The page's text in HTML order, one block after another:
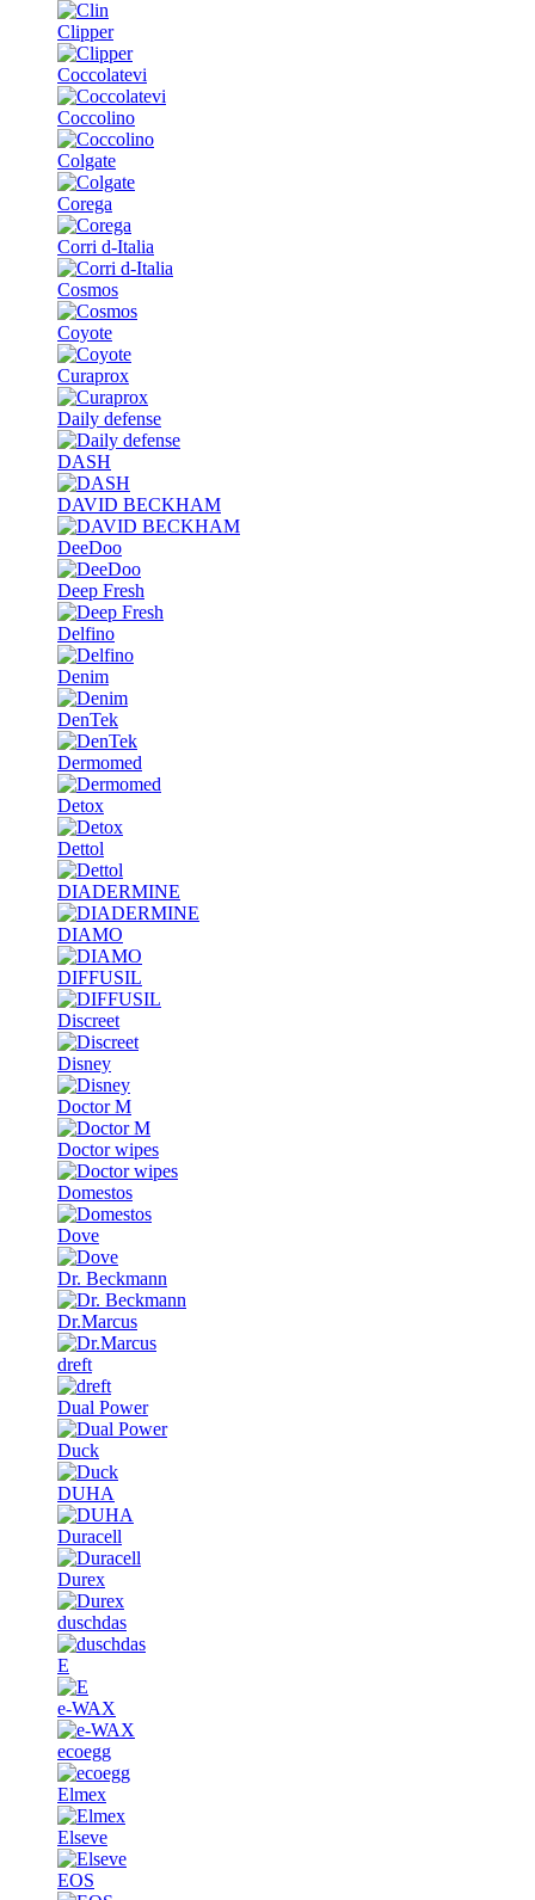
Clipper
Coccolatevi
Coccolino
Colgate
Corega
Corri d-Italia
Cosmos
Coyote
Curaprox
Daily defense
DASH
DAVID BECKHAM
DeeDoo
Deep Fresh
Delfino
Denim
DenTek
Dermomed
Detox
Dettol
DIADERMINE
DIAMO
DIFFUSIL
Discreet
Disney
Doctor M
Doctor wipes
Domestos
Dove
Dr. Beckmann
Dr.Marcus
dreft
Dual Power
Duck
DUHA
Duracell
Durex
duschdas
E
e-WAX
ecoegg
Elmex
Elseve
EOS